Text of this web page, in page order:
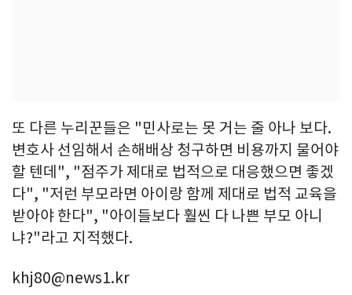
또 다른 누리꾼들은 "민사로는 못 거는 줄 아나 보다.
변호사 선임해서 손해배상 청구하면 비용까지 물어야
할 텐데", "점주가 제대로 법적으로 대응했으면 좋겠
다", "저런 부모라면 아이랑 함께 제대로 법적 교육을
받아야 한다", "아이들보다 훨씬 다 나쁜 부모 아니
냐?"라고 지적했다.
khj80@news1.kr